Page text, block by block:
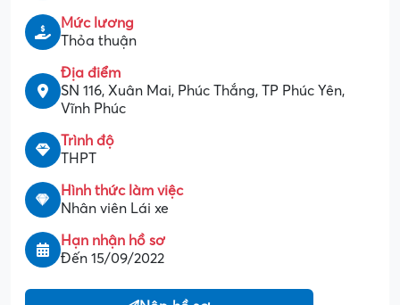
Mức lương
Thỏa thuận
Địa điểm
SN 116, Xuân Mai, Phúc Thắng, TP Phúc Yên,
Vĩnh Phúc
Trình độ
THPT
Hình thức làm việc
Nhân viên Lái xe
Hạn nhận hồ sơ
Đến 15/09/2022